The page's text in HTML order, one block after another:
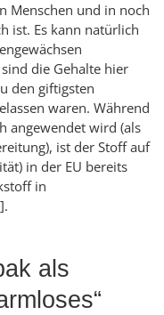
Menschen und in noch
ist. Es kann natürlich
die Gehalte hier
den giftigsten
waren. Während
angewendet wird (als
ist der Stoff auf
in der EU bereits
in
als